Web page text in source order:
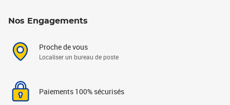
Nos Engagements
Proche de vous
Localiser un bureau de poste
Paiements 100% sécurisés